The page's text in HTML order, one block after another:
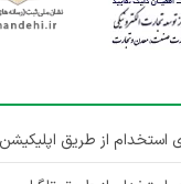
استخدام از طریق اپلیکیشن